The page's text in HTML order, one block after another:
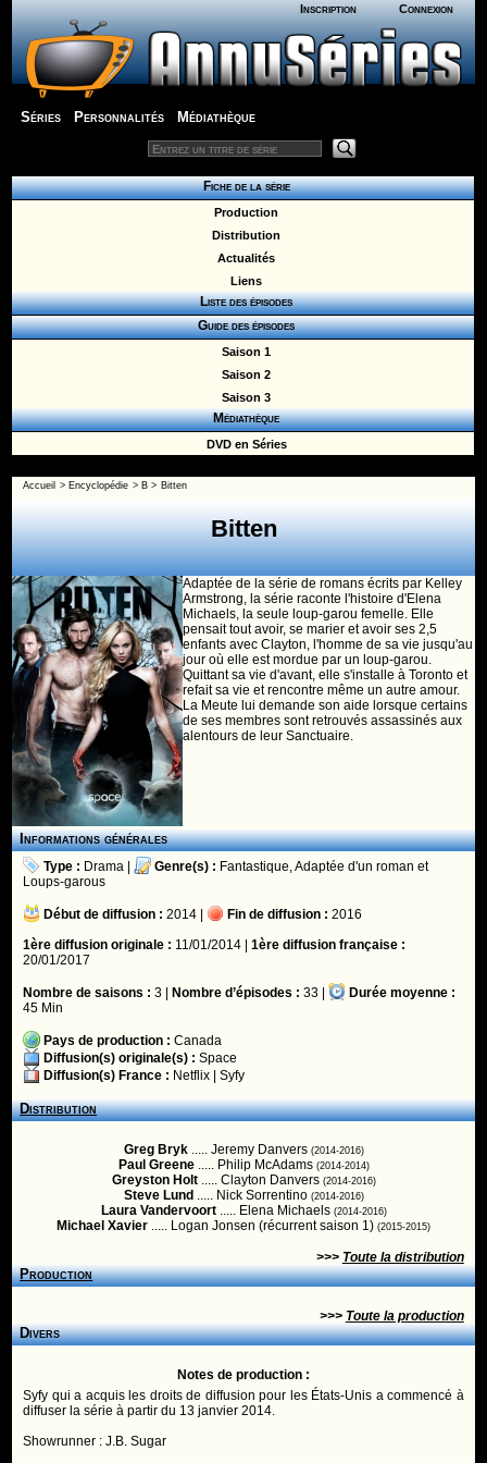
Inscription Connexion
Séries Personnalités Médiathèque
Fiche de la série
Production
Distribution
Actualités
Liens
Liste des épisodes
Guide des épisodes
Saison 1
Saison 2
Saison 3
Médiathèque
DVD en Séries
Accueil > Encyclopédie > B > Bitten
Bitten
Adaptée de la série de romans écrits par Kelley
Armstrong, la série raconte l'histoire d'Elena
Michaels, la seule loup-garou femelle. Elle
pensait tout avoir, se marier et avoir ses 2,5
enfants avec Clayton, l'homme de sa vie jusqu'au
jour où elle est mordue par un loup-garou.
Quittant sa vie d'avant, elle s'installe à Toronto et
refait sa vie et rencontre même un autre amour.
La Meute lui demande son aide lorsque certains
de ses membres sont retrouvés assassinés aux
alentours de leur Sanctuaire.
Informations générales
Type : Drama | Genre(s) : Fantastique,Adaptée d'un roman et
Loups-garous
Début de diffusion : 2014 | Fin de diffusion : 2016
1ère diffusion originale : 11/01/2014 |1ère diffusion française :
20/01/2017
Nombre de saisons : 3 | Nombre d’épisodes : 33 |
Durée moyenne :
45 Min
Pays de production : Canada
Diffusion(s) originale(s) : Space
Diffusion(s) France : Netflix |Syfy
Distribution
Greg Bryk..... Jeremy Danvers (2014-2016)
Paul Greene..... Philip McAdams (2014-2014)
Greyston Holt..... Clayton Danvers (2014-2016)
Steve Lund ..... Nick Sorrentino (2014-2016)
Laura Vandervoort..... Elena Michaels (2014-2016)
Michael Xavier ..... Logan Jonsen (récurrent saison 1) (2015-2015)
>>> Toute la distribution
Production
>>> Toute la production
Divers
Notes de production :
Syfy qui a acquis les droits de diffusion pour les États-Unis a commencé à
diffuser la série à partir du 13 janvier 2014.
Showrunner : J.B. Sugar